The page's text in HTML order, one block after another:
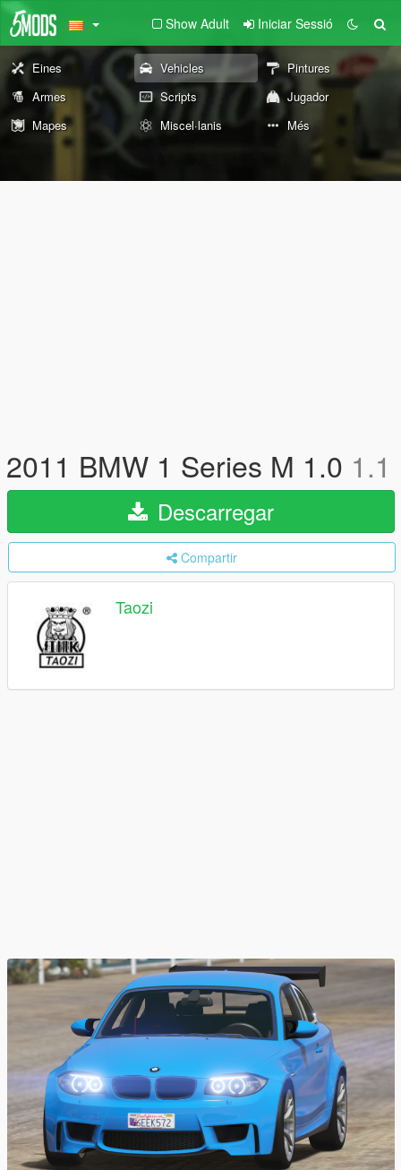
Show Adult Iniciar Sessió
Eines Vehicles
Pintures
Armes
Scripts
Jugador
Mapes
Miscel·lanis Més
2011 BMW 1 Series M 1.0 1.1
Descarregar
Compartir
Taozi